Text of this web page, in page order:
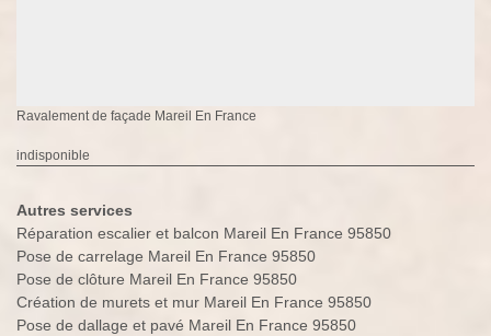
Ravalement de façade Mareil En France
indisponible
Autres services
Réparation escalier et balcon Mareil En France 95850
Pose de carrelage Mareil En France 95850
Pose de clôture Mareil En France 95850
Création de murets et mur Mareil En France 95850
Pose de dallage et pavé Mareil En France 95850